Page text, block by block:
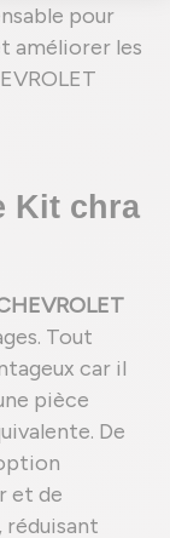
pour
améliorer les
Kit chra
Tout
car il
pièce
De
et de
réduisant